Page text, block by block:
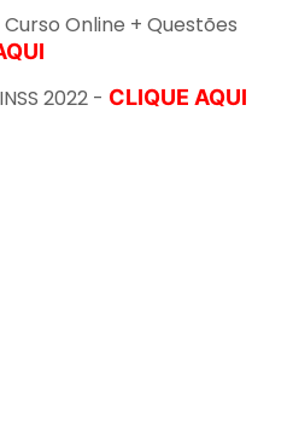
Online + Questões
2022 - CLIQUE AQUI